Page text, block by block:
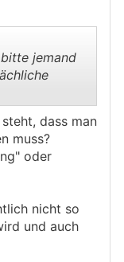
jemand
dass man
muss?
oder
nicht so
und auch